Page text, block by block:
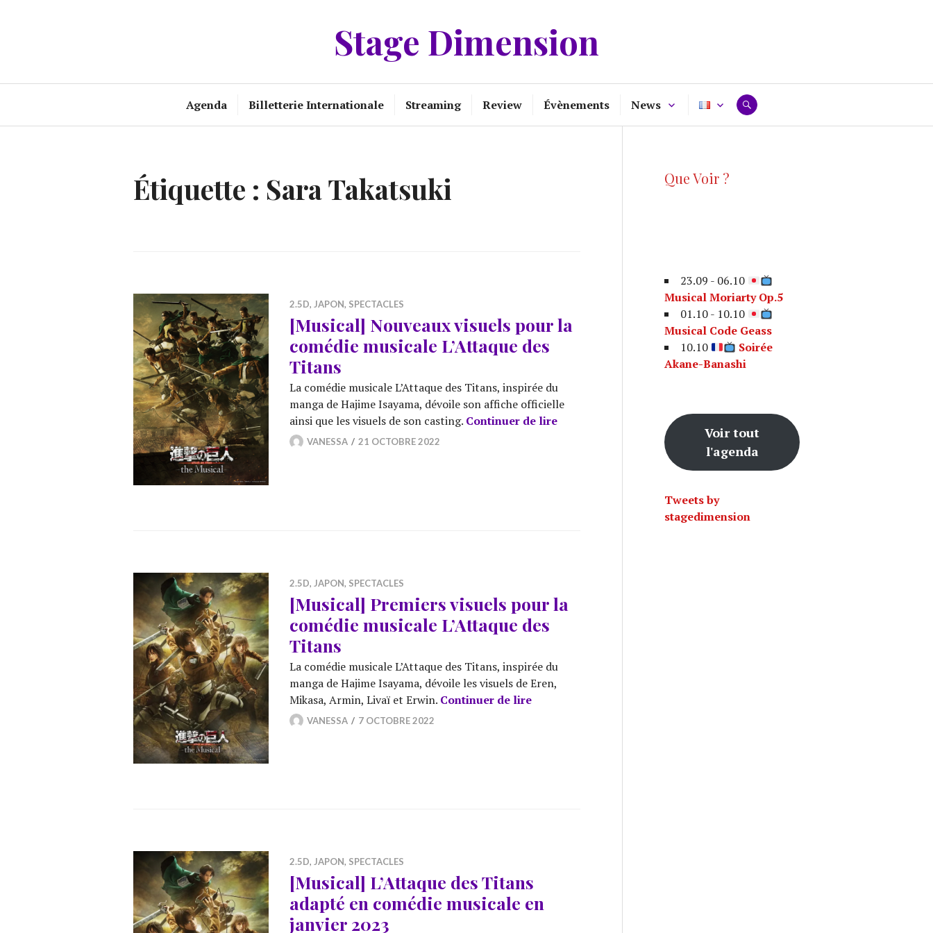
Stage Dimension
Agenda Billetterie Internationale Streaming Review Évènements News RECHERCHE
Étiquette : Sara Takatsuki
2.5D, JAPON, SPECTACLES
[Musical] Nouveaux visuels pour la
comédie musicale L’Attaque des
Titans
La comédie musicale L’Attaque des Titans, inspirée du
manga de Hajime Isayama, dévoile son affiche officielle
ainsi que les visuels de son casting. Continuer de lire[Musical] Nouveaux visuels pour la comédie musicale L’Attaque des
VANESSA 21 OCTOBRE 2022
2.5D, JAPON, SPECTACLES
[Musical] Premiers visuels pour la
comédie musicale L’Attaque des
Titans
La comédie musicale L’Attaque des Titans, inspirée du
manga de Hajime Isayama, dévoile les visuels de Eren,
Mikasa, Armin, Livaï et Erwin. Continuer de lire[Musical] Premiers visuels pour la comédie musicale L’Attaque des Titans
VANESSA 7 OCTOBRE 2022
2.5D, JAPON, SPECTACLES
[Musical] L’Attaque des Titans
adapté en comédie musicale en
janvier 2023
Que Voir ?
23.09 - 06.10
Musical Moriarty Op.5
01.10 - 10.10
Musical Code Geass
10.10
Soirée
Akane-Banashi
Voir tout
l'agenda
Tweets by
stagedimension